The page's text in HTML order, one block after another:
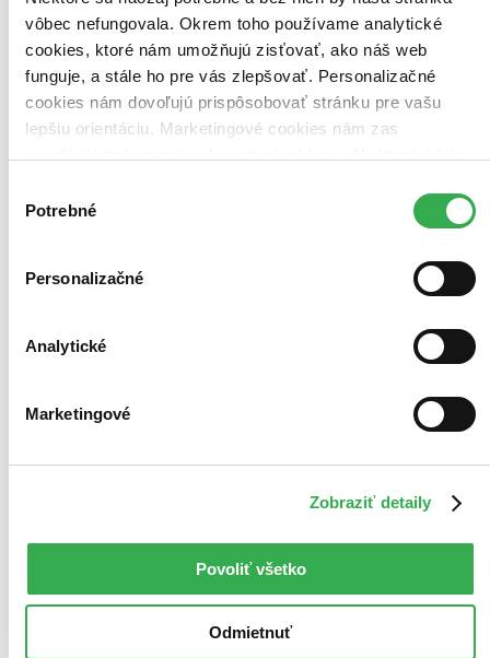
vôbec nefungovala. Okrem toho používame analytické
cookies, ktoré nám umožňujú zisťovať, ako náš web
funguje, a stále ho pre vás zlepšovať. Personalizačné
cookies nám dovoľujú prispôsobovať stránku pre vašu
lepšiu orientáciu. Marketingové cookies nám zas
keby sme mohli používať všetky tieto cookies. Ďakujeme!
súhlasu
Potrebné
Personalizačné
Analytické
Marketingové
Zobraziť detaily
Povoliť všetko
Odmietnuť
Penelope Douglas